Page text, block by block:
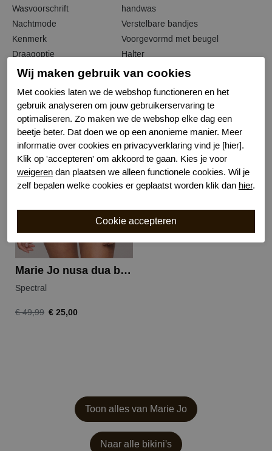
Wasvoorschrift
handwas
Nachtmode
Verstelbare bandjes
Kenmerk
Voorgevormd met beugel
Draagoptie
Halter
Gerelateerde producten
-50%
Marie Jo nusa dua bikini slip
Spectral
€ 49,99 € 25,00
Toon alles van Marie Jo
Naar alle bikini's
Wij maken gebruik van cookies
Met cookies laten we de webshop functioneren en het
gebruik analyseren om jouw gebruikerservaring te
optimaliseren. Zo maken we de webshop elke dag een
beetje beter. Dat doen we op een anonieme manier. Meer
informatie over cookies en privacyverklaring vind je [hier].
Klik op 'accepteren' om akkoord te gaan. Kies je voor
weigeren dan plaatsen we alleen functionele cookies. Wil je
zelf bepalen welke cookies er geplaatst worden klik dan hier.